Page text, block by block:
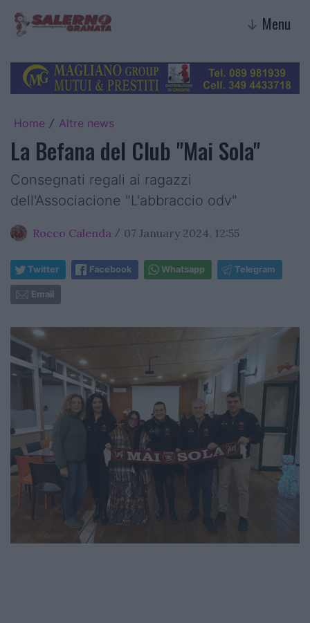
↓ Menu
Home / Altre news
La Befana del Club "Mai Sola"
Consegnati regali ai ragazzi
dell'Associacione "L'abbraccio odv"
Rocco Calenda / 07 January 2024, 12:55
Twitter Facebook Whatsapp Telegram
Email